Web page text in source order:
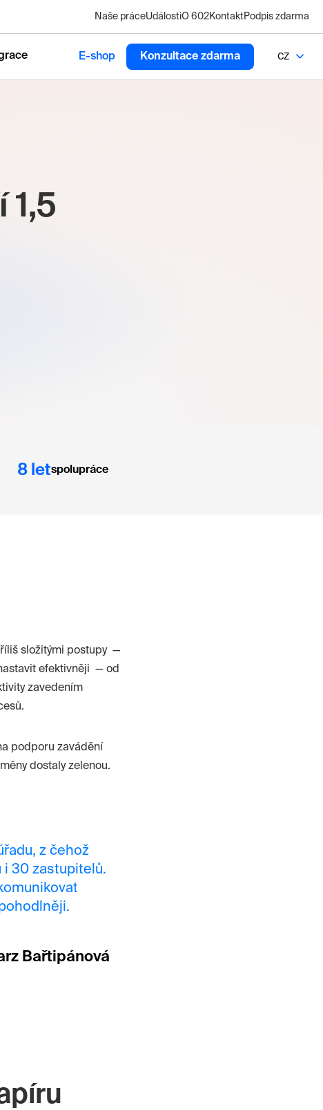
Naše práceUdálostiO 602Kontakt Podpis zdarma
E-shop Konzultace zdarma CZ
8 letspolupráce
složitými postupy —
efektivněji — od
zavedením
podporu zavádění
dostaly zelenou.
z čehož
i 30 zastupitelů.
Bařtipánová